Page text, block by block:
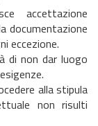
accettazione
documentazione
eccezione.
di non dar luogo
alla stipula
non risulti